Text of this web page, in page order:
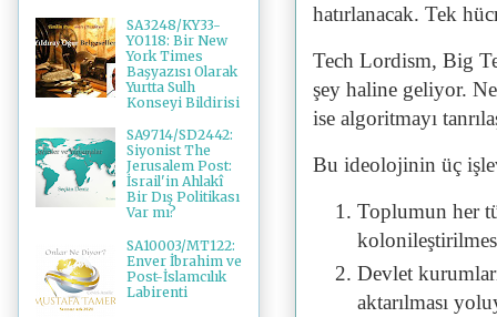
hatırlanacak. Tek
Tech Lordism, Big
şey haline geliyor.
ise algoritmayı
Bu ideolojinin üç
Toplumun her
Devlet
aktarılması
SA3248/KY33-
YO118: Bir New
York Times
Başyazısı Olarak
Yurtta Sulh
Konseyi Bildirisi
SA9714/SD2442:
Siyonist The
Jerusalem Post:
İsrail'in Ahlakî
Bir Dış Politikası
Var mı?
SA10003/MT122:
Enver İbrahim ve
Post-İslamcılık
Labirenti